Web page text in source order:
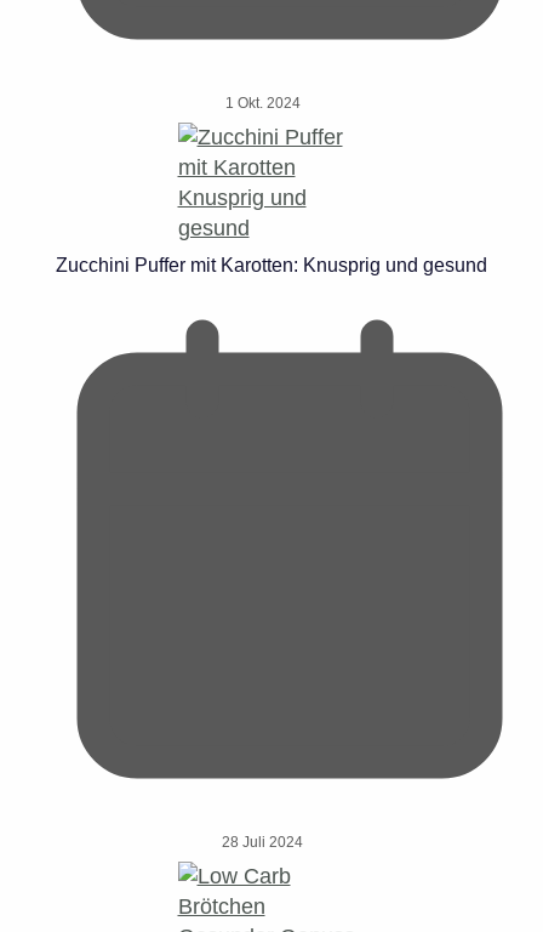
1 Okt. 2024
Zucchini Puffer mit Karotten: Knusprig und gesund
28 Juli 2024